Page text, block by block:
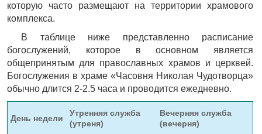
которую часто размещают на территории храмового
комплекса.
В таблице ниже представленно расписание
богослужений, которое в основном является
общепринятым для православных храмов и церквей.
Богослужения в храме «Часовня Николая Чудотворца»
обычно длится 2-2.5 часа и проводится ежедневно.
День недели
Утренняя служба
(утреня)
Вечерняя служба
(вечерня)